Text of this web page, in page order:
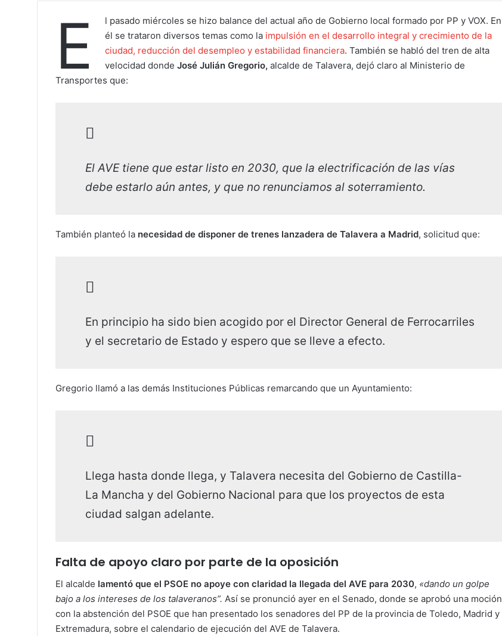
E
l pasado miércoles se hizo balance del actual año de Gobierno local formado por PP y VOX. En
él se trataron diversos temas como la impulsión en el desarrollo integral y crecimiento de la
ciudad, reducción del desempleo y estabilidad financiera. También se habló del tren de alta
velocidad donde José Julián Gregorio, alcalde de Talavera, dejó claro al Ministerio de
Transportes que:
El AVE tiene que estar listo en 2030, que la electrificación de las vías
debe estarlo aún antes, y que no renunciamos al soterramiento.
También planteó la necesidad de disponer de trenes lanzadera de Talavera a Madrid, solicitud que:
En principio ha sido bien acogido por el Director General de Ferrocarriles
y el secretario de Estado y espero que se lleve a efecto.
Gregorio llamó a las demás Instituciones Públicas remarcando que un Ayuntamiento:
Llega hasta donde llega, y Talavera necesita del Gobierno de Castilla-
La Mancha y del Gobierno Nacional para que los proyectos de esta
ciudad salgan adelante.
Falta de apoyo claro por parte de la oposición
El alcalde lamentó que el PSOE no apoye con claridad la llegada del AVE para 2030, «dando un golpe
bajo a los intereses de los talaveranos”. Así se pronunció ayer en el Senado, donde se aprobó una moción
con la abstención del PSOE que han presentado los senadores del PP de la provincia de Toledo, Madrid y
Extremadura, sobre el calendario de ejecución del AVE de Talavera.